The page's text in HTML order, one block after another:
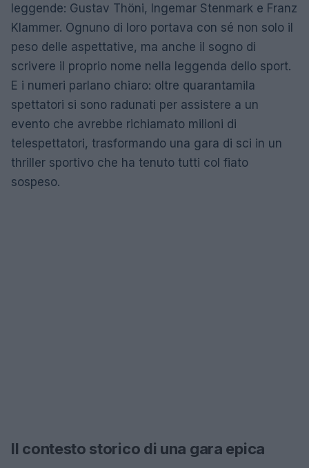
leggende: Gustav Thöni, Ingemar Stenmark e Franz
Klammer. Ognuno di loro portava con sé non solo il
peso delle aspettative, ma anche il sogno di
scrivere il proprio nome nella leggenda dello sport.
E i numeri parlano chiaro: oltre quarantamila
spettatori si sono radunati per assistere a un
evento che avrebbe richiamato milioni di
telespettatori, trasformando una gara di sci in un
thriller sportivo che ha tenuto tutti col fiato
sospeso.
Il contesto storico di una gara epica